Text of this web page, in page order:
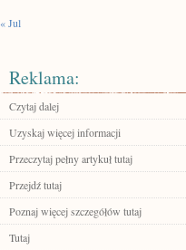
« Jul
Reklama:
Czytaj dalej
Uzyskaj więcej informacji
Przeczytaj pełny artykuł tutaj
Przejdź tutaj
Poznaj więcej szczegółów tutaj
Tutaj